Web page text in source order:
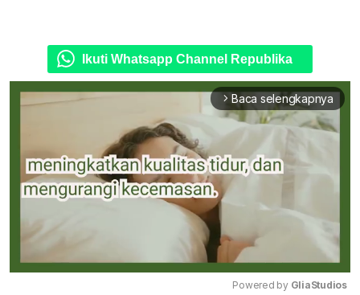
Ikuti Whatsapp Channel Republika
arrow_forward_ios Baca selengkapnya
Powered by GliaStudios